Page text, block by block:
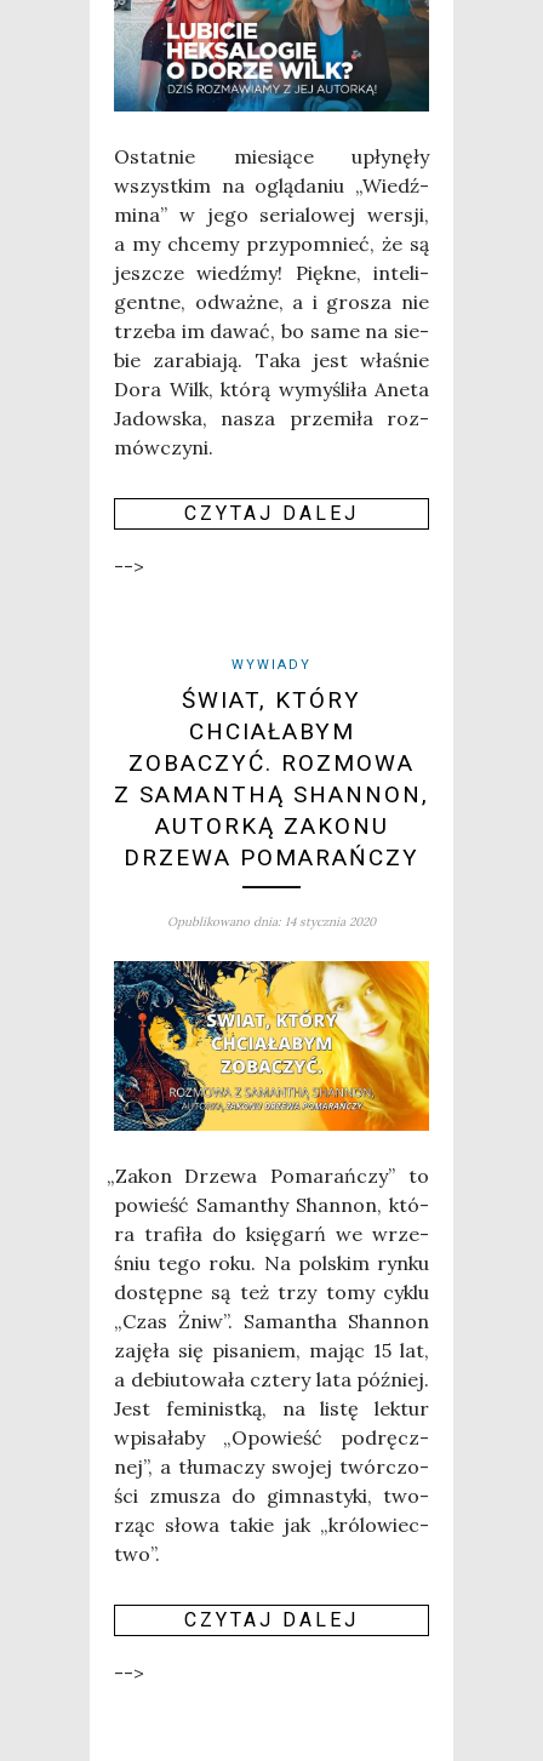
Ostat­nie mie­sią­ce upły­nę­ły
wszyst­kim na oglą­da­niu „Wiedź­
mi­na” w jego seria­lo­wej wer­sji,
a my chce­my przy­po­mnieć, że są
jesz­cze wiedź­my! Pięk­ne, inte­li­
gent­ne, odważ­ne, a i gro­sza nie
trze­ba im dawać, bo same na sie­
bie zara­bia­ją. Taka jest wła­śnie
Dora Wilk, któ­rą wymy­śli­ła Ane­ta
Jadow­ska, nasza prze­mi­ła roz­
mów­czy­ni.
CZY­TAJ DALEJ
-->
WYWIADY
ŚWIAT, KTÓRY
CHCIAŁABYM
ZOBACZYĆ. ROZMOWA
Z SAMANTHĄ SHANNON,
AUTORKĄ ZAKONU
DRZEWA POMARAŃCZY
Opublikowano dnia: 14 stycznia 2020
„Zakon Drze­wa Poma­rań­czy” to
powieść Saman­thy Shan­non, któ­
ra tra­fi­ła do księ­garń we wrze­
śniu tego roku. Na pol­skim ryn­ku
dostęp­ne są też trzy tomy cyklu
„Czas Żniw”. Saman­tha Shan­non
zaję­ła się pisa­niem, mając 15 lat,
a debiu­to­wa­ła czte­ry lata póź­niej.
Jest femi­nist­ką, na listę lek­tur
wpi­sa­ła­by „Opo­wieść pod­ręcz­
nej”, a tłu­ma­czy swo­jej twór­czo­
ści zmu­sza do gim­na­sty­ki, two­
rząc sło­wa takie jak „kró­lo­wiec­
two”.
CZY­TAJ DALEJ
-->